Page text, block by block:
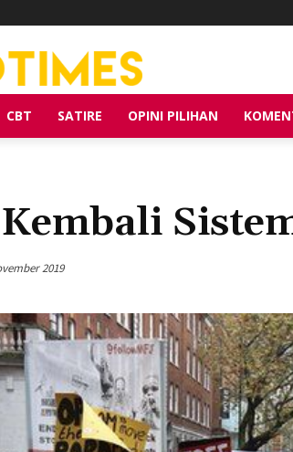
CBT SATIRE OPINI PILIHAN
2019